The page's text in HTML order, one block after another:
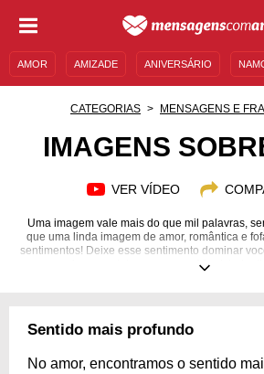
AMOR AMIZADE ANIVERSÁRIO
CATEGORIAS MENSAGENS E
IMAGENS
VER VÍDEO
Uma imagem vale mais do que mil palavras,
que uma linda imagem de amor, romântica e
sentimentos! Deixe esse sentimento dominar
amigos, contatos e amores. Afinal, todo
Sentido mais profundo
No amor, encontramos o sentido